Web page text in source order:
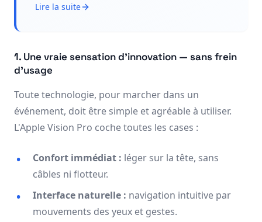
Lire la suite
1. Une vraie sensation d'innovation — sans frein
d'usage
Toute technologie, pour marcher dans un
événement, doit être simple et agréable à utiliser.
L'Apple Vision Pro coche toutes les cases :
Confort immédiat : léger sur la tête, sans
câbles ni flotteur.
Interface naturelle : navigation intuitive par
mouvements des yeux et gestes.